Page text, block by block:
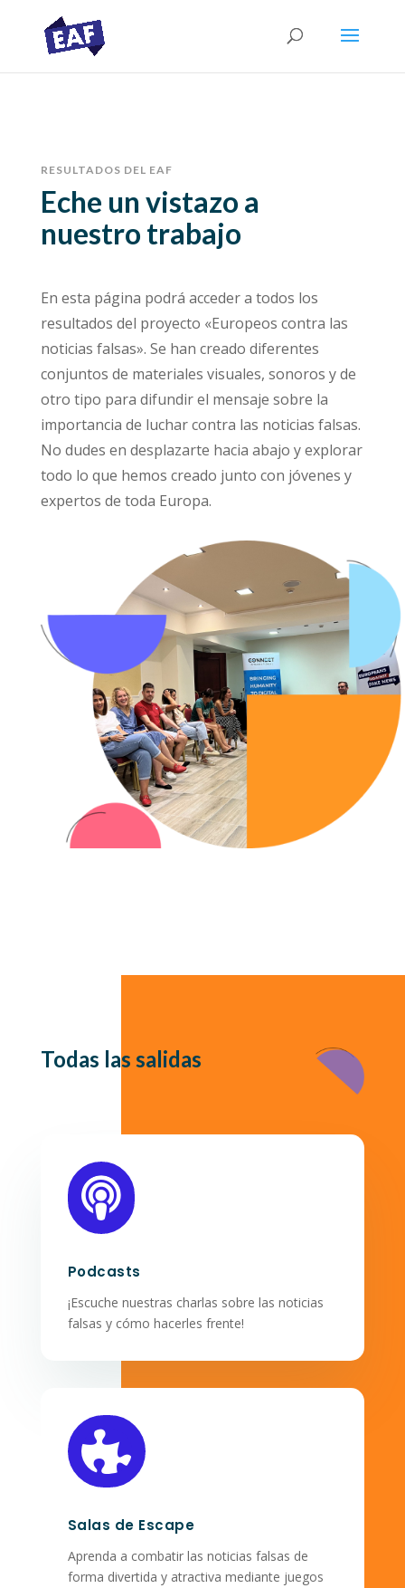
RESULTADOS DEL EAF
Eche un vistazo a
nuestro trabajo
En esta página podrá acceder a todos los
resultados del proyecto «Europeos contra las
noticias falsas». Se han creado diferentes
conjuntos de materiales visuales, sonoros y de
otro tipo para difundir el mensaje sobre la
importancia de luchar contra las noticias falsas.
No dudes en desplazarte hacia abajo y explorar
todo lo que hemos creado junto con jóvenes y
expertos de toda Europa.
Todas las salidas

Podcasts
¡Escuche nuestras charlas sobre las noticias
falsas y cómo hacerles frente!

Salas de Escape
Aprenda a combatir las noticias falsas de
forma divertida y atractiva mediante juegos